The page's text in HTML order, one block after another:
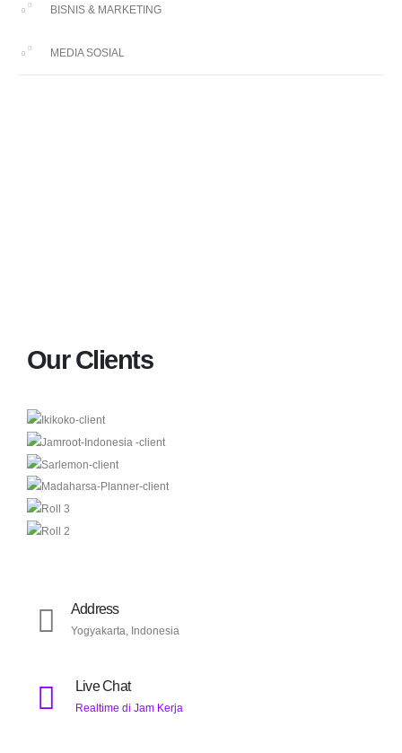
BISNIS & MARKETING
MEDIA SOSIAL
Our Clients
Address
Yogyakarta, Indonesia
Live Chat
Realtime di Jam Kerja